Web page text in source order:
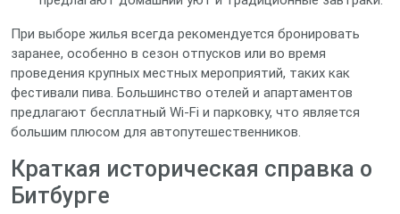
При выборе жилья всегда рекомендуется бронировать
заранее, особенно в сезон отпусков или во время
проведения крупных местных мероприятий, таких как
фестивали пива. Большинство отелей и апартаментов
предлагают бесплатный Wi-Fi и парковку, что является
большим плюсом для автопутешественников.
Краткая историческая справка о
Битбурге